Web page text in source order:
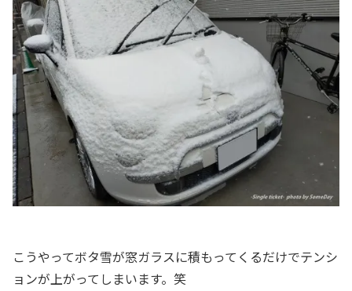
こうやってボタ雪が窓ガラスに積もってくるだけでテンシ
ョンが上がってしまいます。笑